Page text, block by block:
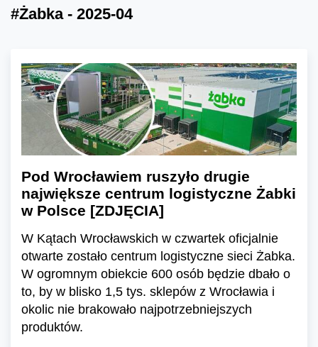
#Żabka - 2025-04
Pod Wrocławiem ruszyło drugie
największe centrum logistyczne Żabki
w Polsce [ZDJĘCIA]
W Kątach Wrocławskich w czwartek oficjalnie
otwarte zostało centrum logistyczne sieci Żabka.
W ogromnym obiekcie 600 osób będzie dbało o
to, by w blisko 1,5 tys. sklepów z Wrocławia i
okolic nie brakowało najpotrzebniejszych
produktów.